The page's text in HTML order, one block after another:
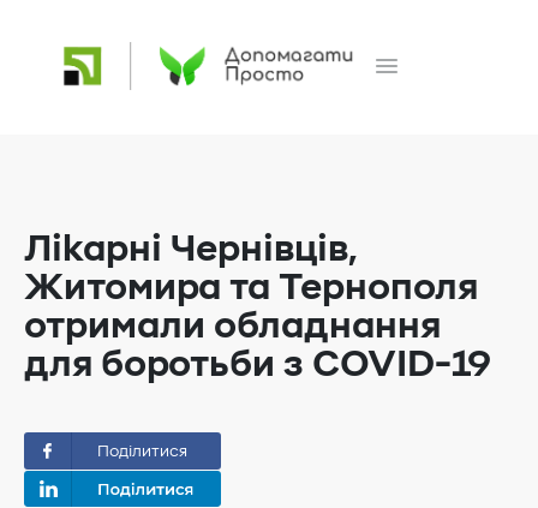
Лікарні Чернівців,
Житомира та Тернополя
отримали обладнання
для боротьби з COVID-19
Поділитися